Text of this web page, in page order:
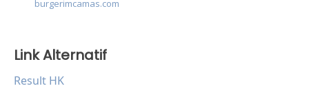
burgerimcamas.com
Link Alternatif
Result HK